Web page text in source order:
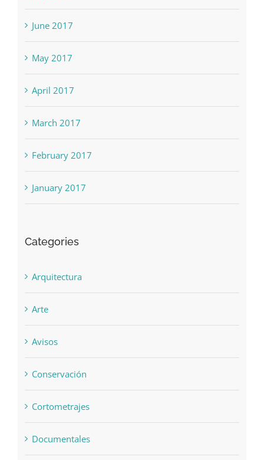
June 2017
May 2017
April 2017
March 2017
February 2017
January 2017
Categories
Arquitectura
Arte
Avisos
Conservación
Cortometrajes
Documentales